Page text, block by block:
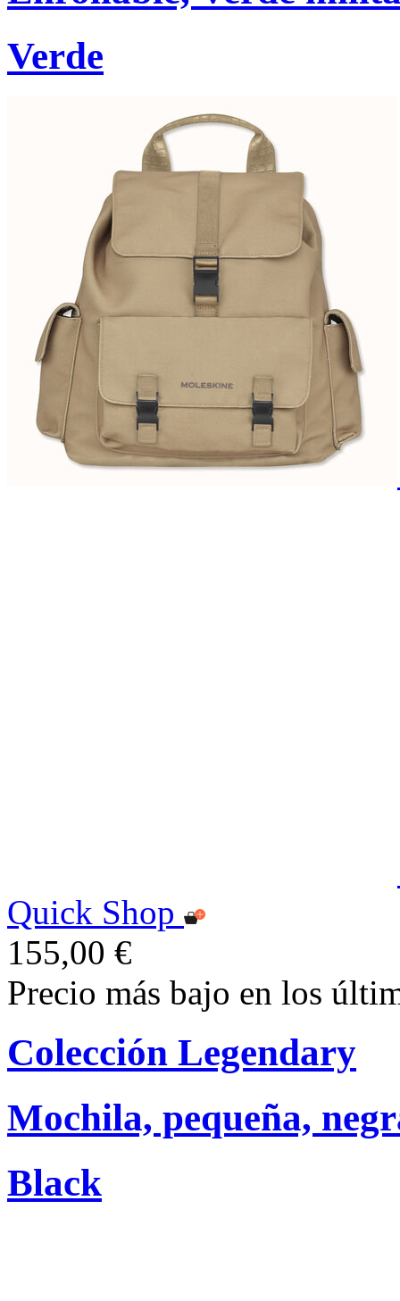
Verde
Quick Shop
155,00 €
Precio más bajo en los
Colección Legendary
Mochila, pequeña,
Black